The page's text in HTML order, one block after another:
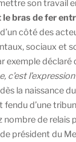
son travail
le bras de fer
côté des
sociaux et
exemple déclaré
c’est
la naissance
fendu d’une
nombre de relais
président du